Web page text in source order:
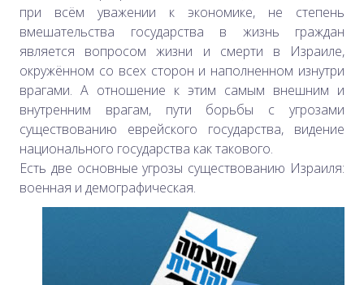
при всём уважении к экономике, не степень
вмешательства государства в жизнь граждан
является вопросом жизни и смерти в Израиле,
окружённом со всех сторон и наполненном изнутри
врагами. А отношение к этим самым внешним и
внутренним врагам, пути борьбы с угрозами
существованию еврейского государства, видение
национального государства как такового.
Есть две основные угрозы существованию Израиля:
военная и демографическая.